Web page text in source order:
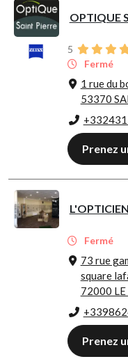
OPTIQUE
5
Fermé
1 rue du
53370
Prenez
Fermé
73 rue
square
72000 LE
Prenez